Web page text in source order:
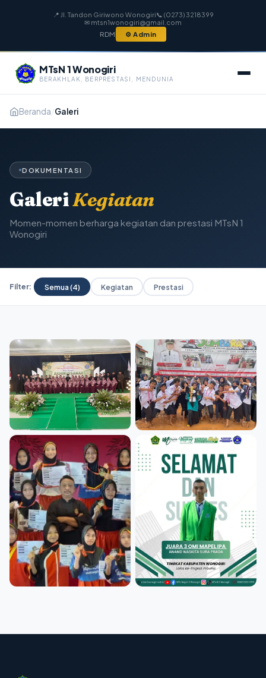
📍 Jl. Tandon Giriwono Wonogiri📞 (0273) 3218399
✉ mtsn1wonogiri@gmail.com
RDM ⚙ Admin
MTsN 1 Wonogiri
BERAKHLAK, BERPRESTASI, MENDUNIA
Beranda/Galeri
DOKUMENTASI
GaleriKegiatan
Momen-momen berharga kegiatan dan prestasi MTsN 1
Wonogiri
Filter: Semua (4) Kegiatan Prestasi